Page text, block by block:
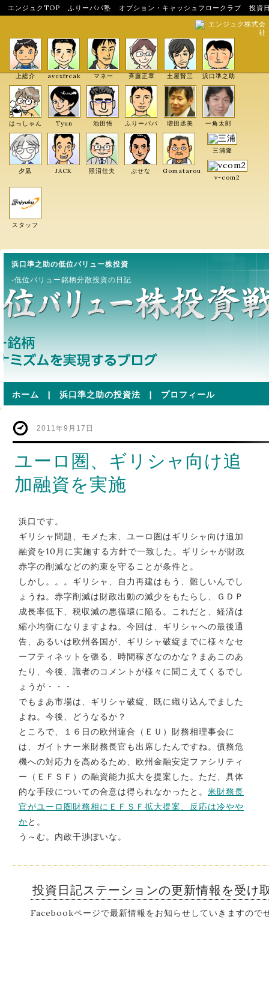
エンジュクTOP ふりーパパ塾 オプション・キャッシュフロークラブ
投資
エンジュク株式会
社
上総介 avexfreak マネー 斉藤正章 土屋賢三 浜口準之助
はっしゃん Tyun 池田悟 ふりーパパ 増田丞美 一角太郎
夕凪 JACK 照沼佳夫 ぶせな Gomatarou
三浦隆
v-com2
スタッフ
浜口準之助の低位バリュー株投資
-低位バリュー銘柄分散投資の日記
ホーム | 浜口準之助の投資法 | プロフィール
2011年9月17日
ユーロ圏、ギリシャ向け追
加融資を実施
浜口です。
ギリシャ問題、モメた末、ユーロ圏はギリシャ向け追加
融資を10月に実施する方針で一致した。ギリシャが財政
赤字の削減などの約束を守ることが条件と。
しかし。。。ギリシャ、自力再建はもう、難しいんでし
ょうね。赤字削減は財政出動の減少をもたらし、ＧＤＰ
成長率低下、税収減の悪循環に陥る。これだと、経済は
縮小均衡になりますよね。今回は、ギリシャへの最後通
告、あるいは欧州各国が、ギリシャ破綻までに様々なセ
ーフティネットを張る、時間稼ぎなのかな？まあこのあ
たり、今後、識者のコメントが様々に聞こえてくるでし
ょうが・・・
でもまあ市場は、ギリシャ破綻、既に織り込んでました
よね。今後、どうなるか？
ところで、１６日の欧州連合（ＥＵ）財務相理事会に
は、ガイトナー米財務長官も出席したんですね。債務危
機への対応力を高めるため、欧州金融安定ファシリティ
ー（ＥＦＳＦ）の融資能力拡大を提案した。ただ、具体
的な手段についての合意は得られなかったと。 米財務長
官がユーロ圏財務相にＥＦＳＦ拡大提案、反応は冷やや
かと。
う～む。内政干渉ぽいな。
投資日記ステーションの更新情報を受け
Facebookページで最新情報をお知らせしていきますので